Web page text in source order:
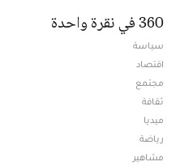
360 في نقرة واحدة
سياسة
اقتصاد
مجتمع
ثقافة
ميديا
رياضة
مشاهير